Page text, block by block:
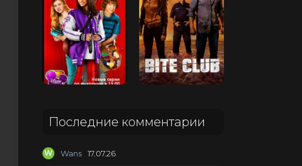
Последние комментарии
W Wans 17.07.26